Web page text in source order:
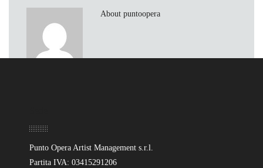
About puntoopera
Punto Opera Artist Management s.r.l.
Partita IVA: 03415291206